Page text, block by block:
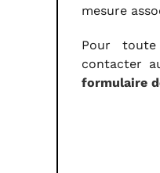
mesure
Pour toute
contacter
formulaire